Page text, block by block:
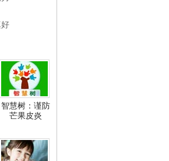
智慧树：谨防
芒果皮炎